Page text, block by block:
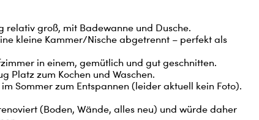
relativ groß, mit Badewanne und Dusche.
kleine Kammer/Nische abgetrennt – perfekt als
in einem, gemütlich und gut geschnitten.
Platz zum Kochen und Waschen.
Sommer zum Entspannen (leider aktuell kein Foto).
(Boden, Wände, alles neu) und würde daher